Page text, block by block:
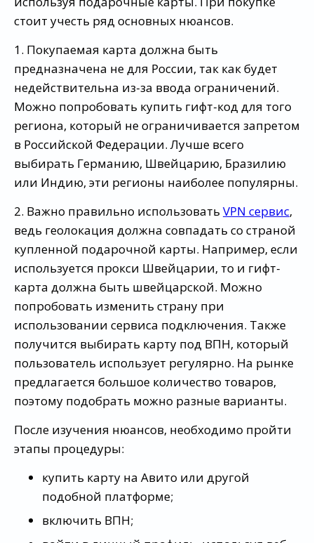
стоит учесть ряд основных нюансов.
1. Покупаемая карта должна быть
предназначена не для России, так как будет
недействительна из-за ввода ограничений.
Можно попробовать купить гифт-код для того
региона, который не ограничивается запретом
в Российской Федерации. Лучше всего
выбирать Германию, Швейцарию, Бразилию
или Индию, эти регионы наиболее популярны.
2. Важно правильно использовать VPN сервис,
ведь геолокация должна совпадать со страной
купленной подарочной карты. Например, если
используется прокси Швейцарии, то и гифт-
карта должна быть швейцарской. Можно
попробовать изменить страну при
использовании сервиса подключения. Также
получится выбирать карту под ВПН, который
пользователь использует регулярно. На рынке
предлагается большое количество товаров,
поэтому подобрать можно разные варианты.
После изучения нюансов, необходимо пройти
этапы процедуры:
купить карту на Авито или другой
подобной платформе;
включить ВПН;